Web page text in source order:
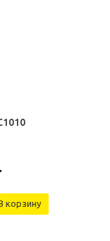
C1010
корзину